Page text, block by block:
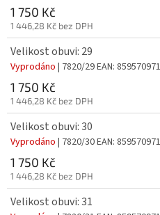
1 750 Kč
1 446,28 Kč bez DPH
Velikost obuvi: 29
Vyprodáno | 7820/29EAN:
1 750 Kč
1 446,28 Kč bez DPH
Velikost obuvi: 30
Vyprodáno | 7820/30EAN:
1 750 Kč
1 446,28 Kč bez DPH
Velikost obuvi: 31